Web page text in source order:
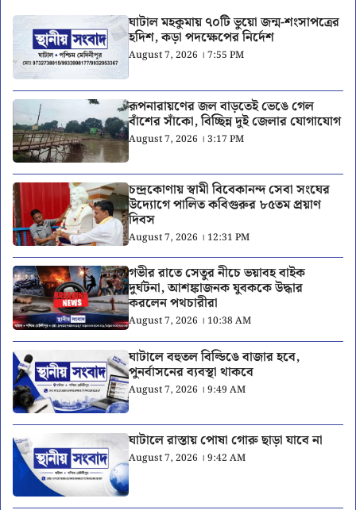
ঘাটাল মহকুমায় ৭০টি ভুয়ো জন্ম-শংসাপত্রের
হদিশ, কড়া পদক্ষেপের নির্দেশ
August 7, 2026 । 7:55 PM
রূপনারায়ণের জল বাড়তেই ভেঙে গেল
বাঁশের সাঁকো, বিচ্ছিন্ন দুই জেলার যোগাযোগ
August 7, 2026 । 3:17 PM
চন্দ্রকোণায় স্বামী বিবেকানন্দ সেবা সংঘের
উদ্যোগে পালিত কবিগুরুর ৮৫তম প্রয়াণ
দিবস
August 7, 2026 । 12:31 PM
গভীর রাতে সেতুর নীচে ভয়াবহ বাইক
দুর্ঘটনা, আশঙ্কাজনক যুবককে উদ্ধার
করলেন পথচারীরা
August 7, 2026 । 10:38 AM
ঘাটালে বহুতল বিল্ডিঙে বাজার হবে,
পুনর্বাসনের ব্যবস্থা থাকবে
August 7, 2026 । 9:49 AM
ঘাটালে রাস্তায় পোষা গোরু ছাড়া যাবে না
August 7, 2026 । 9:42 AM